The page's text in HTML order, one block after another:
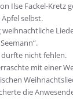
Ilse Fackel-Kretz
selbst.
durfte nicht fehlen.
mit einer
die